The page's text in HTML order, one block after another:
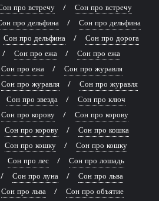
про встречу
Сон про встречу
про дельфина
Сон про дельфина
Сон про дельфина
Сон про дорога
Сон про ежа
Сон про ежа
Сон про ежа
Сон про журавля
Сон про журавля
Сон про журавля
Сон про звезда
Сон про ключ
Сон про корову
Сон про корову
Сон про корову
Сон про кошка
Сон про кошку
Сон про кошку
Сон про лес
Сон про лошадь
Сон про луна
Сон про льва
Сон про льва
Сон про объятие